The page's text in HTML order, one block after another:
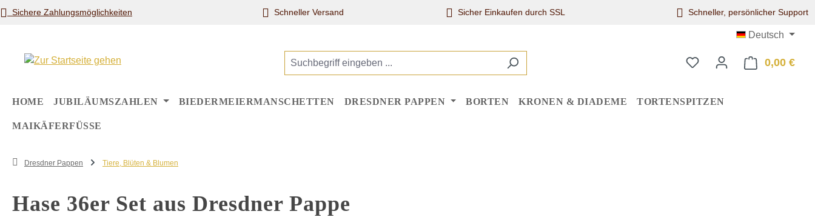
Hauptinhalt springen
Zur Suche springen
Zur Hauptnavigation springen
Sichere Zahlungsmöglichkeiten Schneller Versand Sicher Einkaufen durch SSL Schneller, persönlicher Support
Deutsch
0,00 €
HOME JUBILÄUMSZAHLEN BIEDERMEIERMANSCHETTEN DRESDNER PAPPEN BORTEN KRONEN & DIADEME TORTENSPITZEN
MAIKÄFERFÜSSE
Dresdner Pappen Tiere, Blüten & Blumen
Hase 36er Set aus Dresdner Pappe